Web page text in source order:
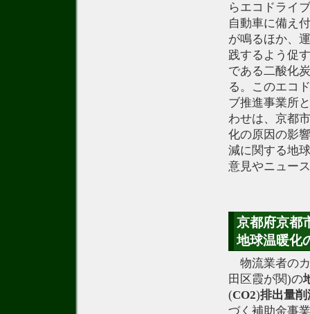
らエコドライ
自動車に備え
が鳴るほか、
践するよう促
である二酸化
る。このエコ
ブ推進事業所
わせは、京都
化の原因の影
減に関する地
意見やニュー
京都府京都
地球温暖化
物流業者の
田区霞が関)の
(CO2)排出量削
づく補助金事